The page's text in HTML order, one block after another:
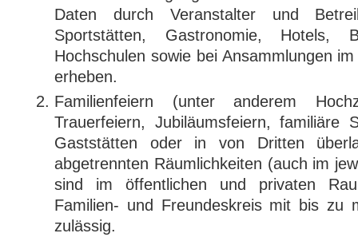
Daten durch Veranstalter und
Sportstätten, Gastronomie, Hotels,
Hochschulen sowie bei Ansammlungen
erheben.
Familienfeiern (unter anderem
Trauerfeiern, Jubiläumsfeiern, familiäre
Gaststätten oder in von Dritten
abgetrennten Räumlichkeiten (auch im
sind im öffentlichen und privaten
Familien- und Freundeskreis mit bis zu
zulässig.